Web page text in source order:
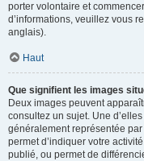
porter volontaire et
d’informations, veuillez vous
anglais).
Haut
Que signifient les images
Deux images peuvent
consultez un sujet. Une
généralement représentée
permet d’indiquer votre
publié, ou permet de